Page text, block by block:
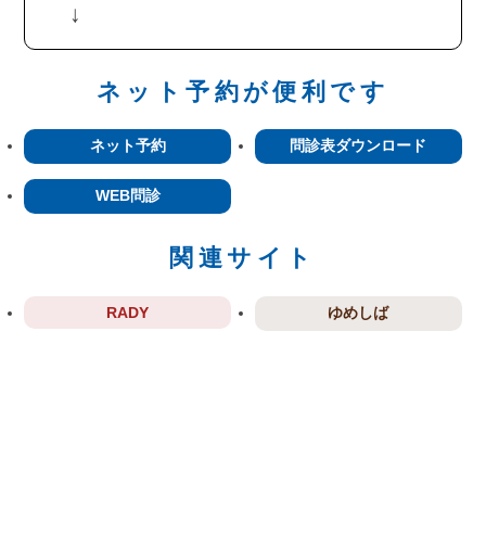
↓
ネット予約が便利です
ネット予約 問診表ダウンロード
WEB問診
関連サイト
RADY ゆめしば